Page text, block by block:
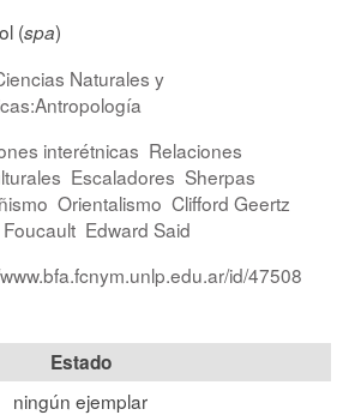
(spa)
Naturales y
interétnicas Relaciones
Escaladores Sherpas
Orientalismo Clifford Geertz
Edward Said
id/47508
Estado
ningún ejemplar